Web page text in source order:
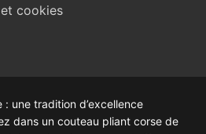
cookies
: une tradition d’excellence
dans un couteau pliant corse de